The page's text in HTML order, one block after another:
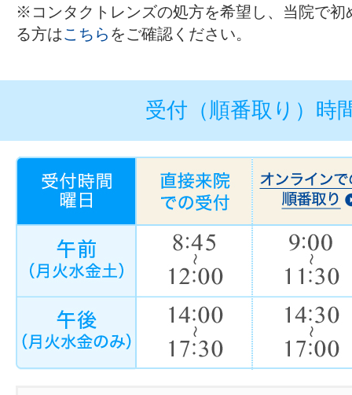
※コンタクトレンズの処方を希望し、当院で初
る方はこちら をご確認ください。
受付（順番取り）時